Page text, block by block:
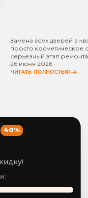
Замена всех дверей в
просто косметическое
серьезный этап
26 июня 2026
ЧИТАТЬ ПОЛНОСТЬЮ
40%